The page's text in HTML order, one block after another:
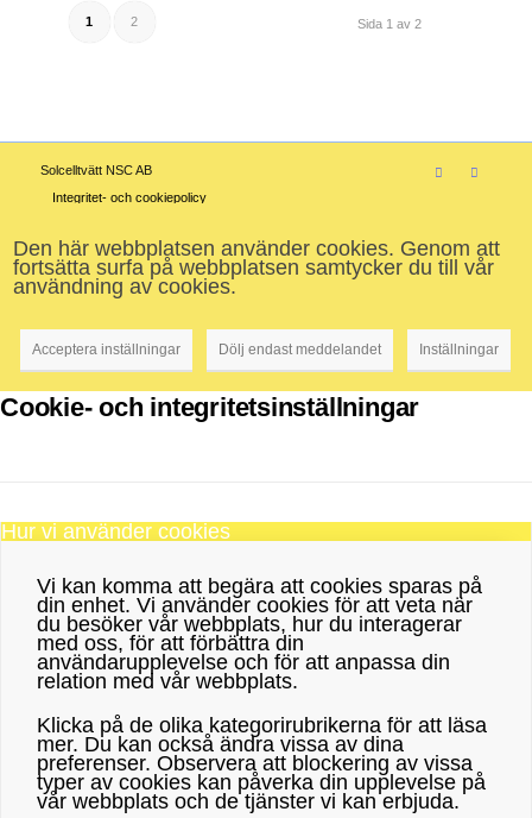
Sida 1 av 2
1 2
Solcelltvätt NSC AB
Integritet- och cookiepolicy
Den här webbplatsen använder cookies. Genom att
fortsätta surfa på webbplatsen samtycker du till vår
användning av cookies.
Acceptera inställningar Dölj endast meddelandet Inställningar
Cookie- och integritetsinställningar
Hur vi använder cookies
Vi kan komma att begära att cookies sparas på
din enhet. Vi använder cookies för att veta när
du besöker vår webbplats, hur du interagerar
med oss, för att förbättra din
användarupplevelse och för att anpassa din
relation med vår webbplats.
Klicka på de olika kategorirubrikerna för att läsa
mer. Du kan också ändra vissa av dina
preferenser. Observera att blockering av vissa
typer av cookies kan påverka din upplevelse på
vår webbplats och de tjänster vi kan erbjuda.